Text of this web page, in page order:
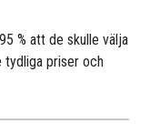
% att de skulle välja
tydliga priser och